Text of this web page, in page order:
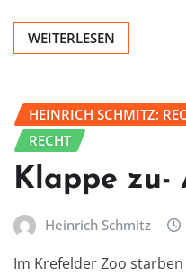
WEITERLESEN
HEINRICH SCHMITZ:
RECHT
Klappe zu-
Heinrich Schmitz
Im Krefelder Zoo